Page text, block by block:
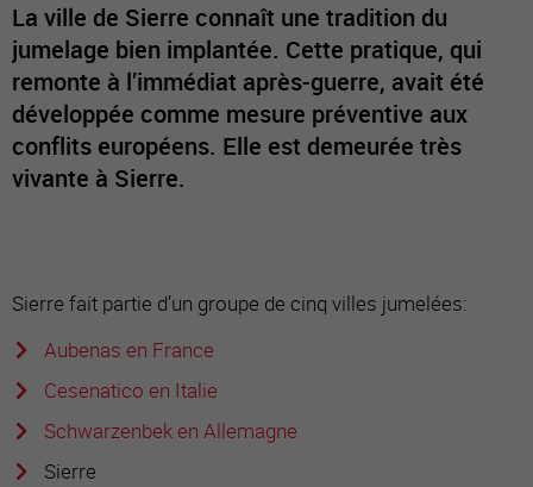
La ville de Sierre connaît une tradition du
jumelage bien implantée. Cette pratique, qui
remonte à l’immédiat après-guerre, avait été
développée comme mesure préventive aux
conflits européens. Elle est demeurée très
vivante à Sierre.
Sierre fait partie d’un groupe de cinq villes jumelées:
Aubenas en France
Cesenatico en Italie
Schwarzenbek en Allemagne
Sierre